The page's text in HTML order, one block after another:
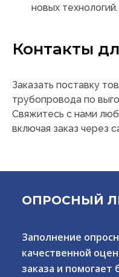
новых технологий.
Контакты
Заказать поставку
трубопровода по
Свяжитесь с нами
включая заказ через
ОПРОСНЫЙ
Заполнение
качественной
заказа и помогает